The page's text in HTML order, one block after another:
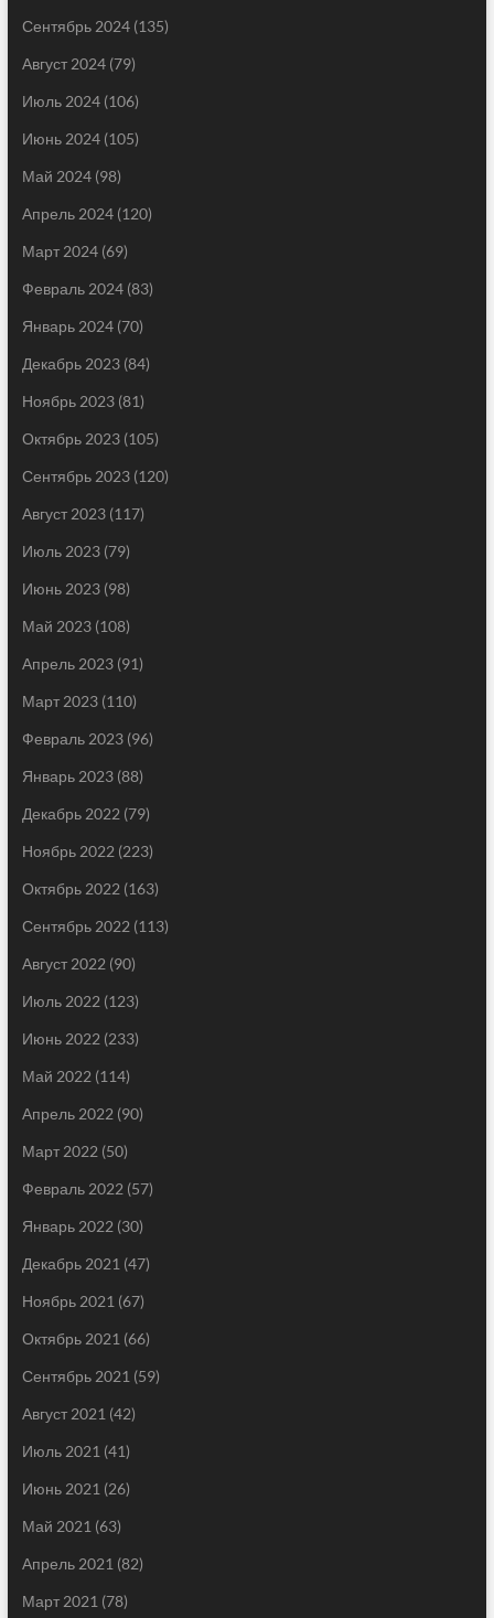
Сентябрь 2024(135)
Август 2024(79)
Июль 2024(106)
Июнь 2024(105)
Май 2024(98)
Апрель 2024(120)
Март 2024(69)
Февраль 2024(83)
Январь 2024(70)
Декабрь 2023(84)
Ноябрь 2023(81)
Октябрь 2023(105)
Сентябрь 2023(120)
Август 2023(117)
Июль 2023(79)
Июнь 2023(98)
Май 2023(108)
Апрель 2023(91)
Март 2023(110)
Февраль 2023(96)
Январь 2023(88)
Декабрь 2022 (79)
Ноябрь 2022 (223)
Октябрь 2022 (163)
Сентябрь 2022 (113)
Август 2022 (90)
Июль 2022 (123)
Июнь 2022 (233)
Май 2022 (114)
Апрель 2022 (90)
Март 2022 (50)
Февраль 2022 (57)
Январь 2022 (30)
Декабрь 2021 (47)
Ноябрь 2021 (67)
Октябрь 2021 (66)
Сентябрь 2021 (59)
Август 2021 (42)
Июль 2021 (41)
Июнь 2021 (26)
Май 2021 (63)
Апрель 2021 (82)
Март 2021 (78)